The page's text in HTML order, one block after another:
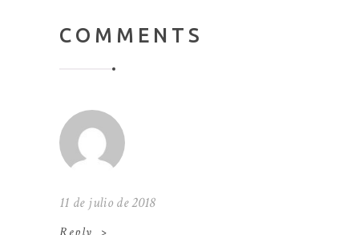
COMMENTS
11 de julio de 2018